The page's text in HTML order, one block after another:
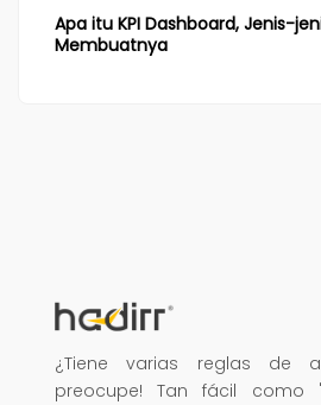
Apa itu KPI Dashboard, Jenis-
Membuatnya
¿Tiene varias reglas de
preocupe! Tan fácil como